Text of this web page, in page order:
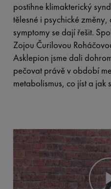
postihne klimakterický
tělesné i psychické
symptomy se dají řešit.
Zojou Čurilovou
Asklepion jsme dali
pečovat právě v období
metabolismus, co jíst a jak